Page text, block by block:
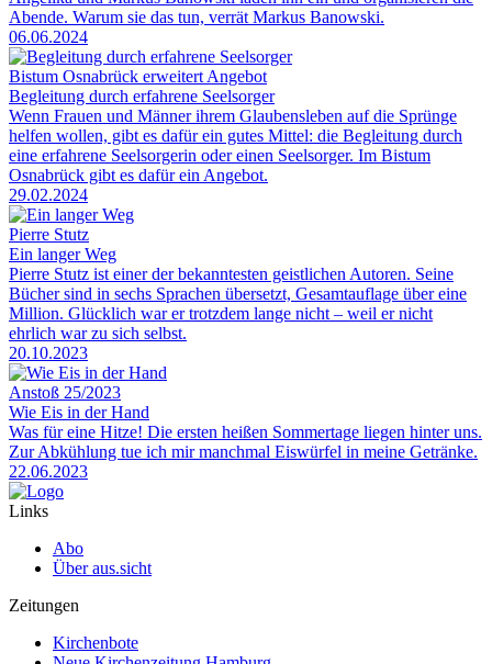
Abende. Warum sie das tun, verrät Markus Banowski.
06.06.2024
Bistum Osnabrück erweitert Angebot
Begleitung durch erfahrene Seelsorger
Wenn Frauen und Männer ihrem Glaubensleben auf die Sprünge
helfen wollen, gibt es dafür ein gutes Mittel: die Begleitung durch
eine erfahrene Seelsorgerin oder einen Seelsorger. Im Bistum
Osnabrück gibt es dafür ein Angebot.
29.02.2024
Pierre Stutz
Ein langer Weg
Pierre Stutz ist einer der bekanntesten geistlichen Autoren. Seine
Bücher sind in sechs Sprachen übersetzt, Gesamtauflage über eine
Million. Glücklich war er trotzdem lange nicht – weil er nicht
ehrlich war zu sich selbst.
20.10.2023
Anstoß 25/2023
Wie Eis in der Hand
Was für eine Hitze! Die ersten heißen Sommertage liegen hinter uns.
Zur Abkühlung tue ich mir manchmal Eiswürfel in meine Getränke.
22.06.2023
Links
Abo
Über aus.sicht
Zeitungen
Kirchenbote